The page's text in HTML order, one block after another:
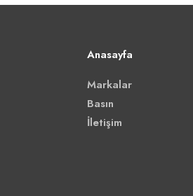
Anasayfa
Markalar
Basın
İletişim